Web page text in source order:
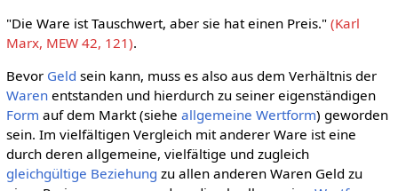
"Die Ware ist Tauschwert, aber sie hat einen Preis." (Karl
Marx, MEW 42, 121).
Bevor Geld sein kann, muss es also aus dem Verhältnis der
Warenentstanden und hierdurch zu seiner eigenständigen
Form auf dem Markt (siehe allgemeine Wertform) geworden
sein. Im vielfältigen Vergleich mit anderer Ware ist eine
durch deren allgemeine, vielfältige und zugleich
gleichgültige Beziehung zu allen anderen Waren Geld zu